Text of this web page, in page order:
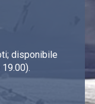
disponibile